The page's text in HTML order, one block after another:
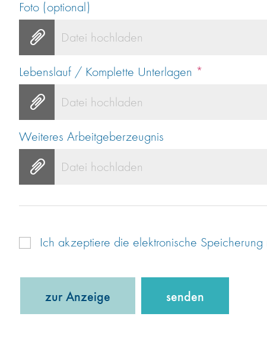
Foto (optional)
Datei hochladen
Lebenslauf / Komplette Unterlagen *
Datei hochladen
Weiteres Arbeitgeberzeugnis
Datei hochladen
Ich akzeptiere die elektronische
zur Anzeige senden